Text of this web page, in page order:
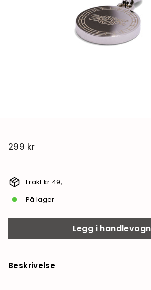
299 kr
Frakt kr 49,-
På lager
Legg i handlevogn
Beskrivelse